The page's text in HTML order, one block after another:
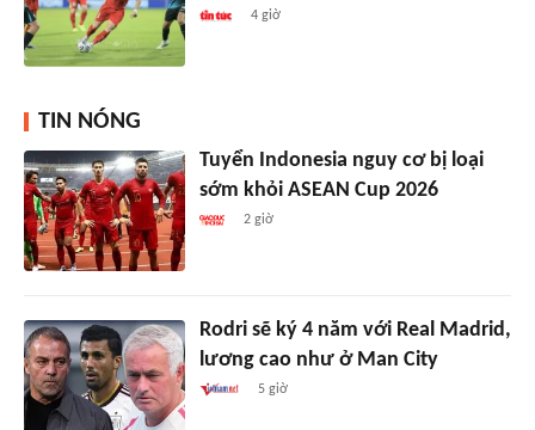
4 giờ
TIN NÓNG
Tuyển Indonesia nguy cơ bị loại
sớm khỏi ASEAN Cup 2026
2 giờ
Rodri sẽ ký 4 năm với Real Madrid,
lương cao như ở Man City
5 giờ